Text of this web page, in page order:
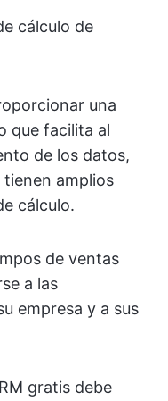
cálculo de
una
que facilita al
de los datos,
tienen amplios
cálculo.
de ventas
a las
empresa y a sus
gratis debe